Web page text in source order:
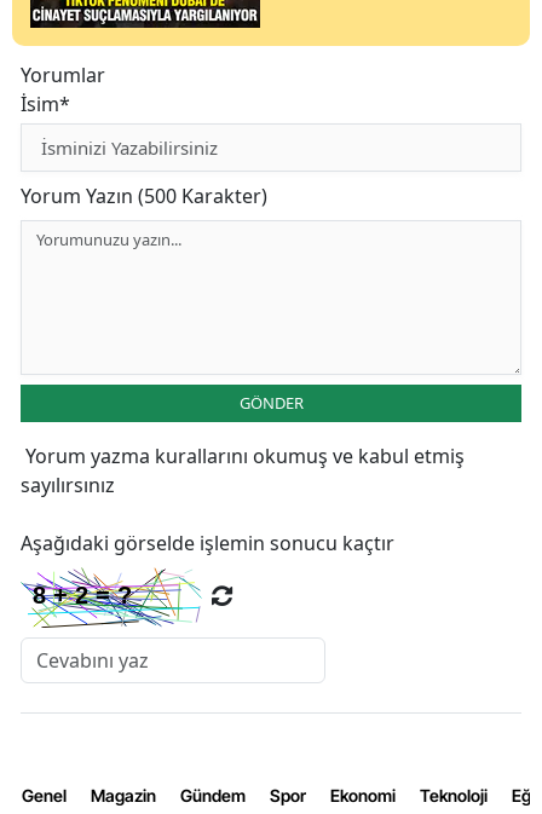
Yorumlar
İsim*
Yorum Yazın (500 Karakter)
GÖNDER
Yorum yazma kurallarını okumuş ve kabul etmiş
sayılırsınız
Aşağıdaki görselde işlemin sonucu kaçtır
Genel Magazin Gündem Spor Ekonomi Teknoloji